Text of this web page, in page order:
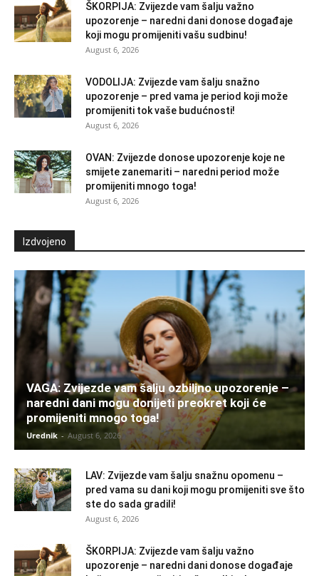
ŠKORPIJA: Zvijezde vam šalju važno
upozorenje – naredni dani donose događaje
koji mogu promijeniti vašu sudbinu!
August 6, 2026
VODOLIJA: Zvijezde vam šalju snažno
upozorenje – pred vama je period koji može
promijeniti tok vaše budućnosti!
August 6, 2026
OVAN: Zvijezde donose upozorenje koje ne
smijete zanemariti – naredni period može
promijeniti mnogo toga!
August 6, 2026
Izdvojeno
VAGA: Zvijezde vam šalju ozbiljno upozorenje –
naredni dani mogu donijeti preokret koji će
promijeniti mnogo toga!
Urednik - August 6, 2026
LAV: Zvijezde vam šalju snažnu opomenu –
pred vama su dani koji mogu promijeniti sve što
ste do sada gradili!
August 6, 2026
ŠKORPIJA: Zvijezde vam šalju važno
upozorenje – naredni dani donose događaje